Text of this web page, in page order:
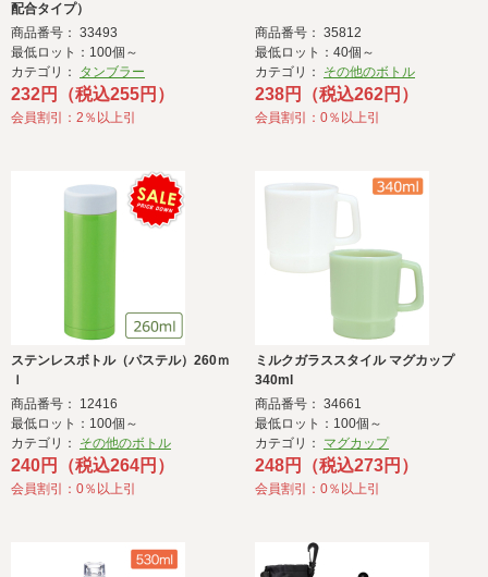
配合タイプ）
商品番号： 33493
最低ロット：100個～
カテゴリ： タンブラー
232円（税込255円）
会員割引：2％以上引
商品番号： 35812
最低ロット：40個～
カテゴリ： その他のボトル
238円（税込262円）
会員割引：0％以上引
ステンレスボトル（パステル）260ｍ
ｌ
商品番号： 12416
最低ロット：100個～
カテゴリ： その他のボトル
240円（税込264円）
会員割引：0％以上引
ミルクガラススタイル マグカップ
340ml
商品番号： 34661
最低ロット：100個～
カテゴリ： マグカップ
248円（税込273円）
会員割引：0％以上引